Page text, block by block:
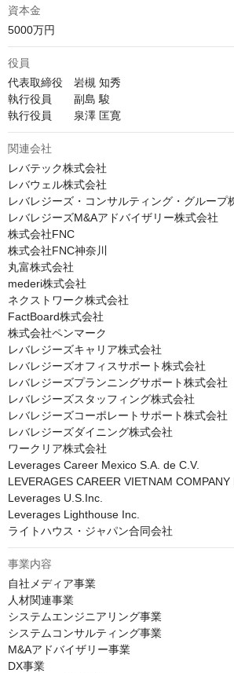
資本金
5000万円
役員
代表取締役　岩槻 知秀
執行役員　　副島 駿
執行役員　　泉澤 匡寛
関連会社
レバテック株式会社
レバウェル株式会社
レバレジーズ・コンサルティング・グループ
レバレジーズM&Aアドバイザリー株式会社
株式会社FNC
株式会社FNC神奈川
丸富株式会社
mederi株式会社
ネクストワーク株式会社
FactBoard株式会社
株式会社ペンマーク
レバレジーズキャリア株式会社
レバレジーズオフィスサポート株式会社
レバレジーズプランニングサポート株式会社
レバレジーズスタッフィング株式会社
レバレジーズコーポレートサポート株式会社
レバレジーズダイニング株式会社
ワークリア株式会社
Leverages Career Mexico S.A. de C.V.
LEVERAGES CAREER VIETNAM
Leverages U.S.Inc.
Leverages Lighthouse Inc.
ライトハウス・ジャパン合同会社
事業内容
自社メディア事業
人材関連事業
システムエンジニアリング事業
システムコンサルティング事業
M&Aアドバイザリー事業
DX事業